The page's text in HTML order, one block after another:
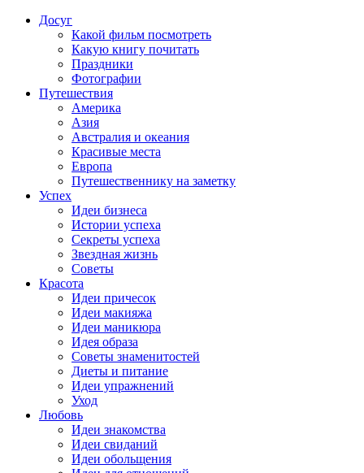
Досуг
Какой фильм посмотреть
Какую книгу почитать
Праздники
Фотографии
Путешествия
Америка
Азия
Австралия и океания
Красивые места
Европа
Путешественнику на заметку
Успех
Идеи бизнеса
Истории успеха
Секреты успеха
Звездная жизнь
Советы
Красота
Идеи причесок
Идеи макияжа
Идеи маникюра
Идея образа
Советы знаменитостей
Диеты и питание
Идеи упражнений
Уход
Любовь
Идеи знакомства
Идеи свиданий
Идеи обольщения